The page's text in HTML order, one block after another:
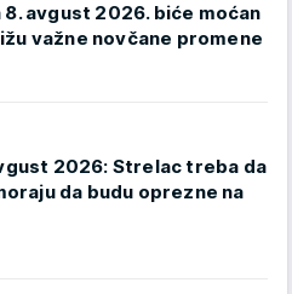
avgust 2026. biće moćan
važne novčane promene
2026: Strelac treba da
da budu oprezne na